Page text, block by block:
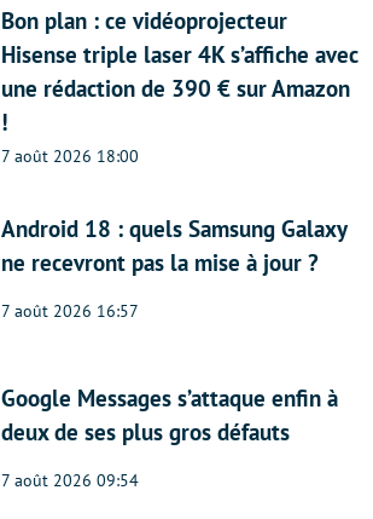
Bon plan : ce vidéoprojecteur
Hisense triple laser 4K s’affiche avec
une rédaction de 390 € sur Amazon
!
7 août 2026 18:00
Android 18 : quels Samsung Galaxy
ne recevront pas la mise à jour ?
7 août 2026 16:57
Google Messages s’attaque enfin à
deux de ses plus gros défauts
7 août 2026 09:54